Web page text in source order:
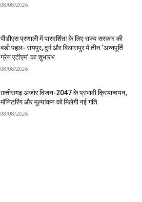
08/08/2026
पीडीएस प्रणाली में पारदर्शिता के लिए राज्य सरकार की
बड़ी पहल- रायपुर, दुर्ग और बिलासपुर में तीन ‘अन्नपूर्ति
ग्रेन एटीएम‘ का शुभारंभ
08/08/2026
छत्तीसगढ़ अंजोर विजन-2047 के प्रभावी क्रियान्वयन,
मॉनिटरिंग और मूल्यांकन को मिलेगी नई गति
08/08/2026